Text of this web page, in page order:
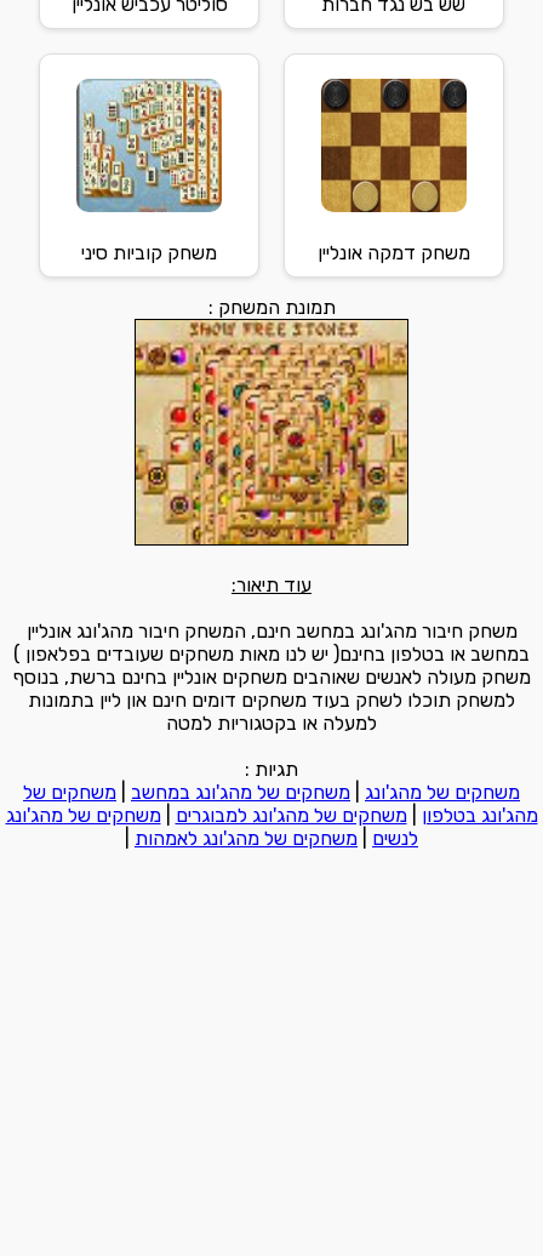
משחק דמקה אונליין משחק קוביות סיני
תמונת המשחק :
עוד תיאור:
משחק חיבור מהג'ונג במחשב חינם, המשחק חיבור מהג'ונג אונליין
במחשב או בטלפון בחינם( יש לנו מאות משחקים שעובדים בפלאפון )
משחק מעולה לאנשים שאוהבים משחקים אונליין בחינם ברשת, בנוסף
למשחק תוכלו לשחק בעוד משחקים דומים חינם און ליין בתמונות
למעלה או בקטגוריות למטה
תגיות :
משחקים של מהג'ונג
משחקים של מהג'ונג במחשב
משחקים של
מהג'ונג בטלפון |משחקים של מהג'ונג למבוגרים |משחקים של מהג'ונג
לנשים
משחקים של מהג'ונג לאמהות